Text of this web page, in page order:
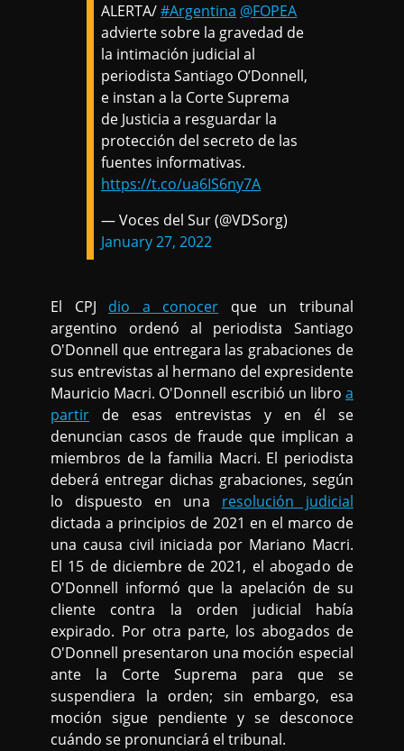
ALERTA/#Argentina @FOPEA
advierte sobre la gravedad de
la intimación judicial al
periodista Santiago O’Donnell,
e instan a la Corte Suprema
de Justicia a resguardar la
protección del secreto de las
fuentes informativas.
https://t.co/ua6IS6ny7A
— Voces del Sur (@VDSorg)
January 27, 2022
El CPJ dio a conocer que un tribunal
argentino ordenó al periodista Santiago
O'Donnell que entregara las grabaciones de
sus entrevistas al hermano del expresidente
Mauricio Macri. O'Donnell escribió un libro a
partir de esas entrevistas y en él se
denuncian casos de fraude que implican a
miembros de la familia Macri. El periodista
deberá entregar dichas grabaciones, según
lo dispuesto en una resolución judicial
dictada a principios de 2021 en el marco de
una causa civil iniciada por Mariano Macri.
El 15 de diciembre de 2021, el abogado de
O'Donnell informó que la apelación de su
cliente contra la orden judicial había
expirado. Por otra parte, los abogados de
O'Donnell presentaron una moción especial
ante la Corte Suprema para que se
suspendiera la orden; sin embargo, esa
moción sigue pendiente y se desconoce
cuándo se pronunciará el tribunal.